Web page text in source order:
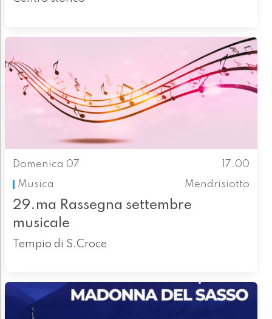
Domenica 07
17.00
Musica
Mendrisiotto
29.ma Rassegna settembre
musicale
Tempio di S.Croce